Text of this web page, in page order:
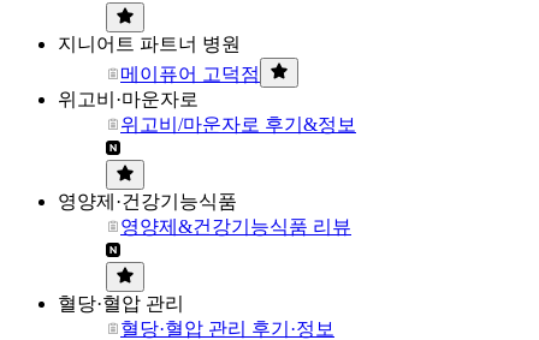
지니어트 파트너 병원
메이퓨어 고덕점
위고비·마운자로
위고비/마운자로 후기&정보
영양제·건강기능식품
영양제&건강기능식품 리뷰
혈당·혈압 관리
혈당·혈압 관리 후기·정보